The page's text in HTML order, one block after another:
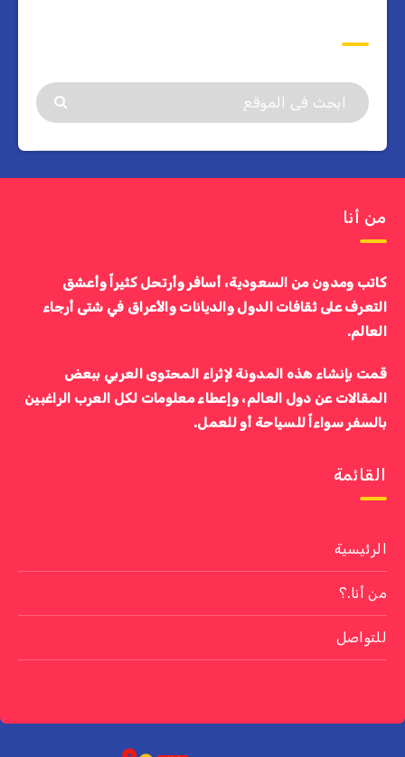
من أنا
كاتب ومدون من السعودية، أسافر وأرتحل كثيراً وأعشق
التعرف على ثقافات الدول والديانات والأعراق في شتى أرجاء
العالم.
قمت بإنشاء هذه المدونة لإثراء المحتوى العربي ببعض
المقالات عن دول العالم، وإعطاء معلومات لكل العرب الراغبين
بالسفر سواءاً للسياحة أو للعمل.
القائمة
الرئيسية
من أنا.؟
للتواصل